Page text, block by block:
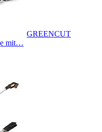
GREENCUT
mit…